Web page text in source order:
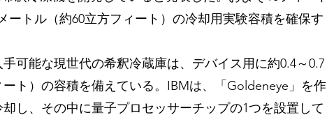
ートル（約60立方フィート）の冷却用実験容積を確保す
可能な現世代の希釈冷蔵庫は、デバイス用に約0.4～0.7
ト）の容積を備えている。IBMは、「Goldeneye」を作
し、その中に量子プロセッサーチップの1つを設置して